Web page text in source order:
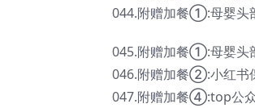
044.附赠加餐①:母婴头
045.附赠加餐①:母婴头
046.附赠加餐②:小红书
047.附赠加餐④:top公